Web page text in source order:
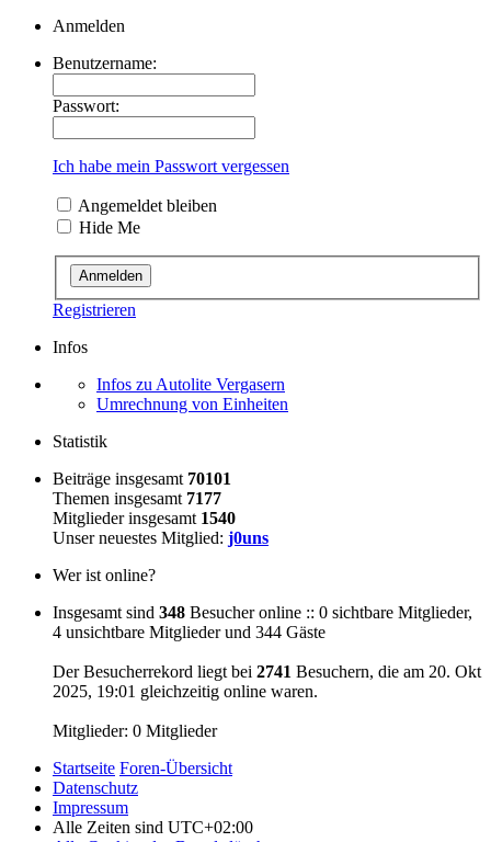
Anmelden
Benutzername:
Passwort:
Ich habe mein Passwort vergessen
Angemeldet bleiben
Hide Me
Registrieren
Infos
Infos zu Autolite Vergasern
Umrechnung von Einheiten
Statistik
Beiträge insgesamt 70101
Themen insgesamt 7177
Mitglieder insgesamt 1540
Unser neuestes Mitglied: j0uns
Wer ist online?
Insgesamt sind 348 Besucher online :: 0 sichtbare Mitglieder,
4 unsichtbare Mitglieder und 344 Gäste
Der Besucherrekord liegt bei 2741 Besuchern, die am 20. Okt
2025, 19:01 gleichzeitig online waren.
Mitglieder: 0 Mitglieder
Startseite Foren-Übersicht
Datenschutz
Impressum
Alle Zeiten sind UTC+02:00